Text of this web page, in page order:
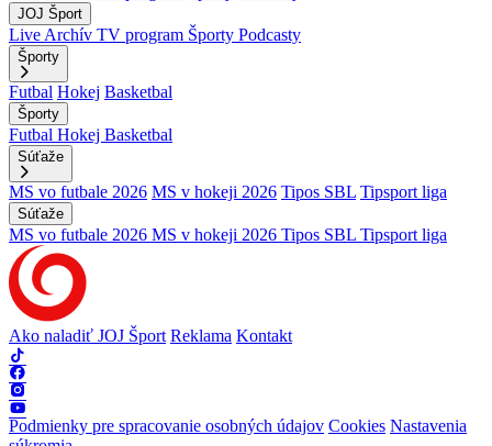
JOJ Šport
Live Archív TV program Športy Podcasty
Športy
Futbal Hokej Basketbal
Športy
Futbal Hokej Basketbal
Súťaže
MS vo futbale 2026 MS v hokeji 2026 Tipos SBL Tipsport liga
Súťaže
MS vo futbale 2026 MS v hokeji 2026 Tipos SBL Tipsport liga
Ako naladiť JOJ Šport Reklama Kontakt
Podmienky pre spracovanie osobných údajov Cookies Nastavenia